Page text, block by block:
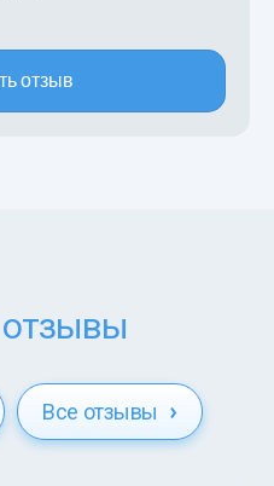
отзыв
Все отзывы